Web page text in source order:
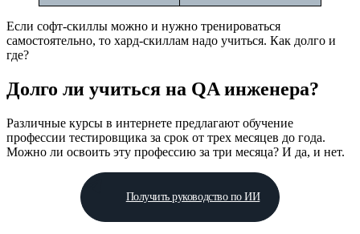
Если софт-скиллы можно и нужно тренироваться
самостоятельно, то хард-скиллам надо учиться. Как долго и
где?
Долго ли учиться на QA инженера?
Различные курсы в интернете предлагают обучение
профессии тестировщика за срок от трех месяцев до года.
Можно ли освоить эту профессию за три месяца? И да, и нет.
Получить руководство по ИИ